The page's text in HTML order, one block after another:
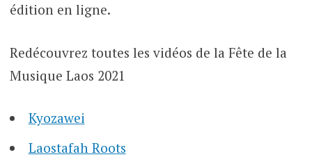
édition en ligne.
Redécouvrez toutes les vidéos de la Fête de la
Musique Laos 2021
Kyozawei
Laostafah Roots